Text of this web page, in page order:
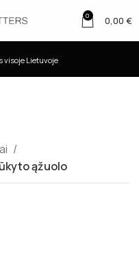
0 0,00 €
visoje Lietuvoje
ąžuolo